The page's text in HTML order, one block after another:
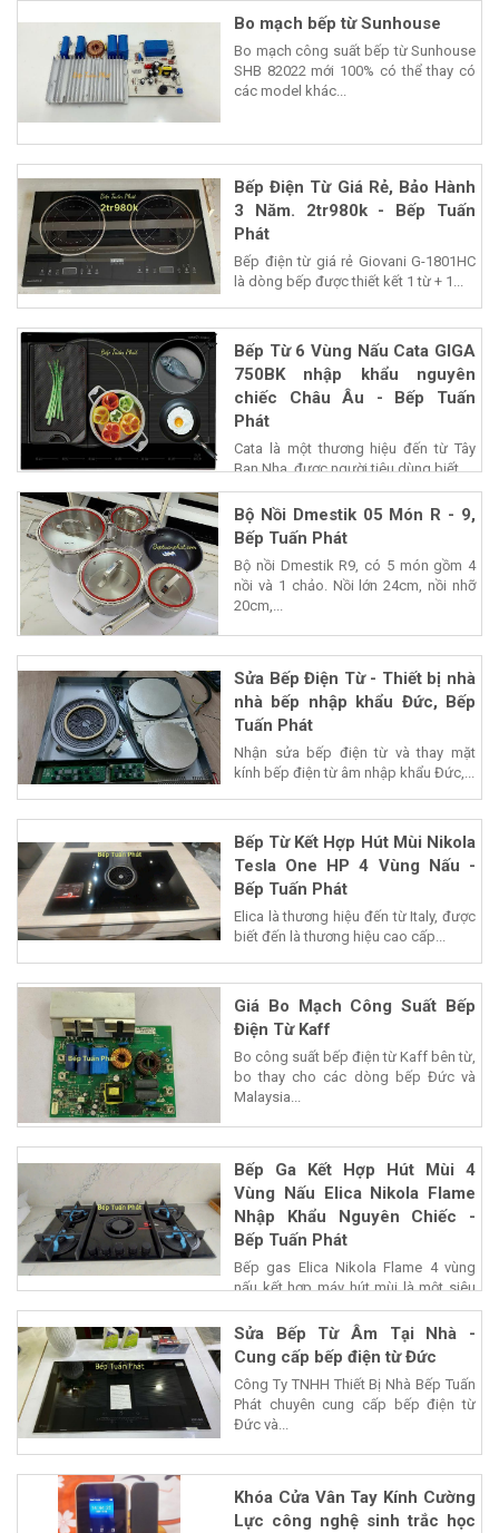
Bo mạch bếp từ Sunhouse
Bo mạch công suất bếp từ Sunhouse
SHB 82022 mới 100% có thể thay có
các model khác...
Bếp Điện Từ Giá Rẻ, Bảo Hành
3 Năm. 2tr980k - Bếp Tuấn
Phát
Bếp điện từ giá rẻ Giovani G-1801HC
là dòng bếp được thiết kết 1 từ + 1...
Bếp Từ 6 Vùng Nấu Cata GIGA
750BK nhập khẩu nguyên
chiếc Châu Âu - Bếp Tuấn
Phát
Cata là một thương hiệu đến từ Tây
Ban Nha, được người tiêu dùng biết...
Bộ Nồi Dmestik 05 Món R - 9,
Bếp Tuấn Phát
Bộ nồi Dmestik R9, có 5 món gồm 4
nồi và 1 chảo. Nồi lớn 24cm, nồi nhỡ
20cm,...
Sửa Bếp Điện Từ - Thiết bị nhà
nhà bếp nhập khẩu Đức, Bếp
Tuấn Phát
Nhận sửa bếp điện từ và thay mặt
kính bếp điện từ âm nhập khẩu Đức,...
Bếp Từ Kết Hợp Hút Mùi Nikola
Tesla One HP 4 Vùng Nấu -
Bếp Tuấn Phát
Elica là thương hiệu đến từ Italy, được
biết đến là thương hiệu cao cấp...
Giá Bo Mạch Công Suất Bếp
Điện Từ Kaff
Bo công suất bếp điện từ Kaff bên từ,
bo thay cho các dòng bếp Đức và
Malaysia...
Bếp Ga Kết Hợp Hút Mùi 4
Vùng Nấu Elica Nikola Flame
Nhập Khẩu Nguyên Chiếc -
Bếp Tuấn Phát
Bếp gas Elica Nikola Flame 4 vùng
nấu kết hợp máy hút mùi là một siêu
phẩm của...
Sửa Bếp Từ Âm Tại Nhà -
Cung cấp bếp điện từ Đức
Công Ty TNHH Thiết Bị Nhà Bếp Tuấn
Phát chuyên cung cấp bếp điện từ
Đức và...
Khóa Cửa Vân Tay Kính Cường
Lực công nghệ sinh trắc học